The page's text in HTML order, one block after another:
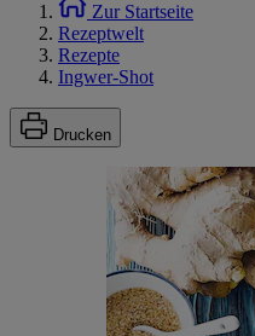
Zur Startseite
Rezeptwelt
Rezepte
Ingwer-Shot
Drucken